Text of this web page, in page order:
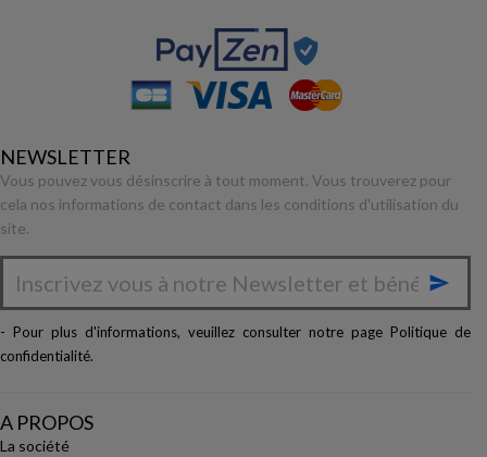
NEWSLETTER
Vous pouvez vous désinscrire à tout moment. Vous trouverez pour
cela nos informations de contact dans les conditions d'utilisation du
site.

- Pour plus d'informations, veuillez consulter notre page Politique de
confidentialité.
A PROPOS
La société